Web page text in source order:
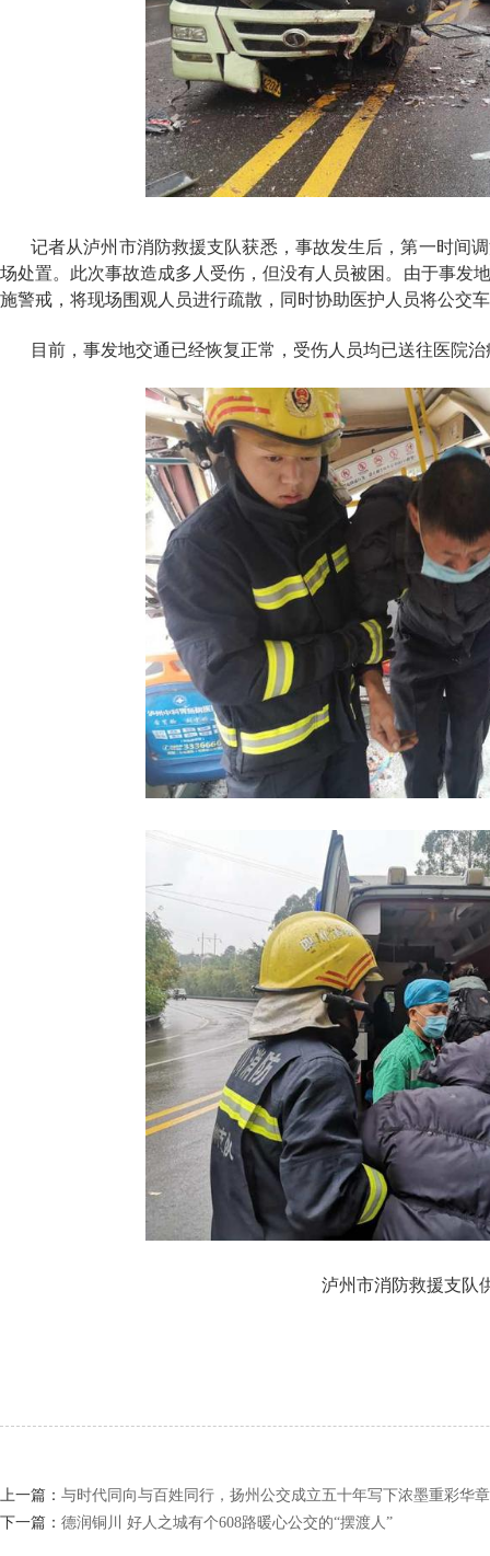
记者从泸州市消防救援支队获悉，事故发生后，第一时间
场处置。此次事故造成多人受伤，但没有人员被困。由于事发
施警戒，将现场围观人员进行疏散，同时协助医护人员将公交
目前，事发地交通已经恢复正常，受伤人员均已送往医院治
泸州市消防救援支队
上一篇： 与时代同向与百姓同行，扬州公交成立五十年写下浓墨重彩华章
下一篇： 德润铜川 好人之城有个608路暖心公交的“摆渡人”